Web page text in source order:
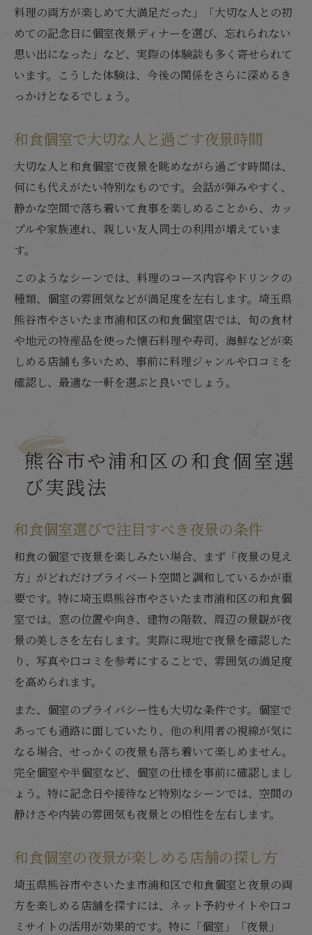
料理の両方が楽しめて大満足だった」「大切な人との初
めての記念日に個室夜景ディナーを選び、忘れられない
思い出になった」など、実際の体験談も多く寄せられて
います。こうした体験は、今後の関係をさらに深めるき
っかけとなるでしょう。
和食個室で大切な人と過ごす夜景時間
大切な人と和食個室で夜景を眺めながら過ごす時間は、
何にも代えがたい特別なものです。会話が弾みやすく、
静かな空間で落ち着いて食事を楽しめることから、カッ
プルや家族連れ、親しい友人同士の利用が増えていま
す。
このようなシーンでは、料理のコース内容やドリンクの
種類、個室の雰囲気などが満足度を左右します。埼玉県
熊谷市やさいたま市浦和区の和食個室店では、旬の食材
や地元の特産品を使った懐石料理や寿司、海鮮などが楽
しめる店舗も多いため、事前に料理ジャンルや口コミを
確認し、最適な一軒を選ぶと良いでしょう。
熊谷市や浦和区の和食個室選
び実践法
和食個室選びで注目すべき夜景の条件
和食の個室で夜景を楽しみたい場合、まず「夜景の見え
方」がどれだけプライベート空間と調和しているかが重
要です。特に埼玉県熊谷市やさいたま市浦和区の和食個
室では、窓の位置や向き、建物の階数、周辺の景観が夜
景の美しさを左右します。実際に現地で夜景を確認した
り、写真や口コミを参考にすることで、雰囲気の満足度
を高められます。
また、個室のプライバシー性も大切な条件です。個室で
あっても通路に面していたり、他の利用者の視線が気に
なる場合、せっかくの夜景も落ち着いて楽しめません。
完全個室や半個室など、個室の仕様を事前に確認しまし
ょう。特に記念日や接待など特別なシーンでは、空間の
静けさや内装の雰囲気も夜景との相性を左右します。
和食個室の夜景が楽しめる店舗の探し方
埼玉県熊谷市やさいたま市浦和区で和食個室と夜景の両
方を楽しめる店舗を探すには、ネット予約サイトや口コ
ミサイトの活用が効果的です。特に「個室」「夜景」